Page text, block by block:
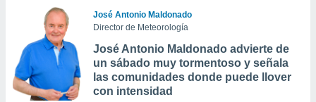
José Antonio Maldonado
Director de Meteorología
José Antonio Maldonado advierte de
un sábado muy tormentoso y señala
las comunidades donde puede llover
con intensidad